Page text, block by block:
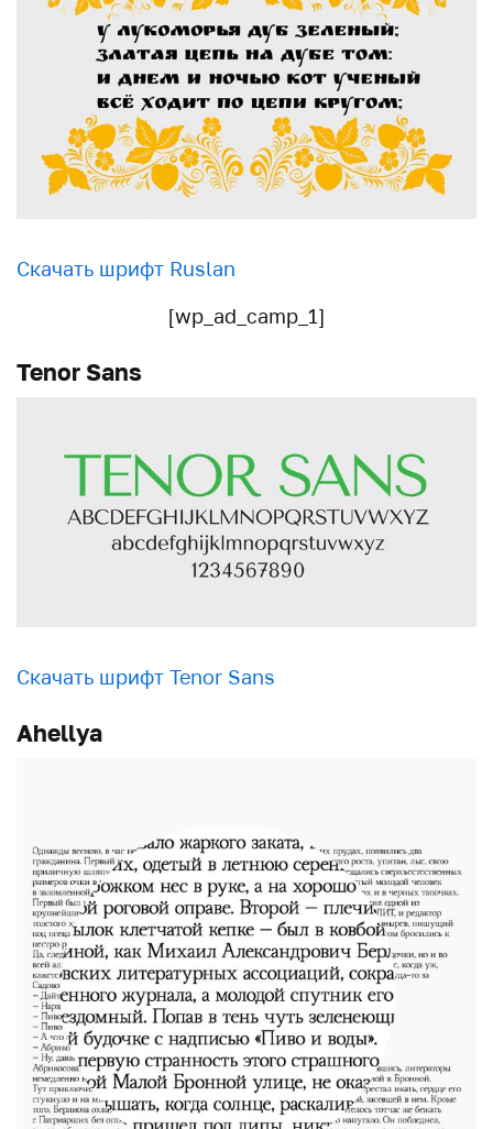
Скачать шрифт Ruslan
[wp_ad_camp_1]
Tenor Sans
Скачать шрифт Tenor Sans
Ahellya